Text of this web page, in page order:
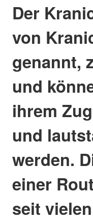
Der
von
genannt,
und
ihrem
und
werden.
einer
seit